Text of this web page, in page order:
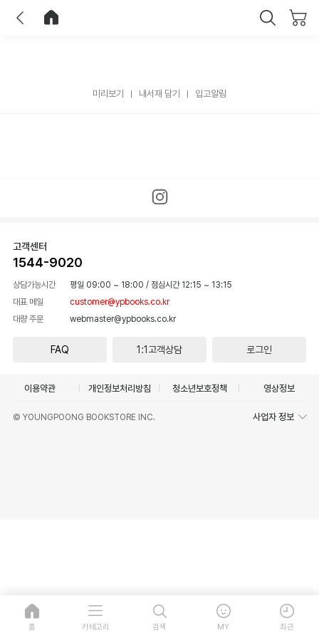
미리보기 내서재 담기 입고알림
고객센터
1544-9020
상담가능시간 평일 09:00 ~ 18:00 / 점심시간 12:15 ~ 13:15
대표 메일
customer@ypbooks.co.kr
대량 주문
webmaster@ypbooks.co.kr
FAQ 1:1고객상담 로그인
이용약관 개인정보처리방침 청소년보호정책 영상정보
© YOUNGPOONG BOOKSTORE INC. 사업자 정보
홈 카테고리 검색 MY 최근